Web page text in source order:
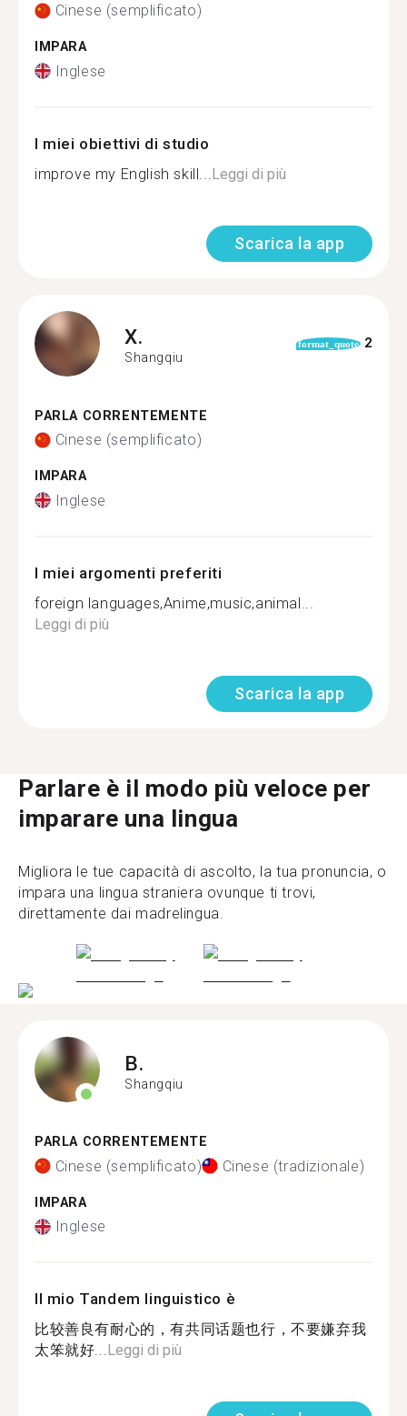
Cinese (semplificato)
IMPARA
Inglese
I miei obiettivi di studio
improve my English skill... Leggi di più
Scarica la app
X.
Shangqiu
format_quote 2
PARLA CORRENTEMENTE
Cinese (semplificato)
IMPARA
Inglese
I miei argomenti preferiti
foreign languages,Anime,music,animal...
Leggi di più
Scarica la app
Parlare è il modo più veloce per
imparare una lingua
Migliora le tue capacità di ascolto, la tua pronuncia, o
impara una lingua straniera ovunque ti trovi,
direttamente dai madrelingua.
B.
Shangqiu
PARLA CORRENTEMENTE
Cinese (semplificato) Cinese (tradizionale)
IMPARA
Inglese
Il mio Tandem linguistico è
比较善良有耐心的，有共同话题也行，不要嫌弃我
太笨就好...Leggi di più